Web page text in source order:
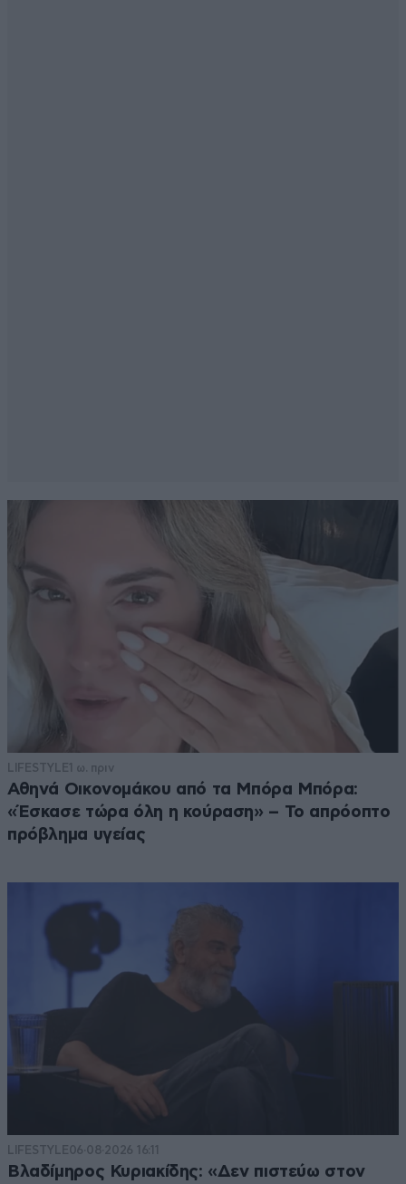
LIFESTYLE1 ω. πριν
Αθηνά Οικονομάκου από τα Μπόρα Μπόρα:
«Έσκασε τώρα όλη η κούραση» – Το απρόοπτο
πρόβλημα υγείας
LIFESTYLE06·08·2026 16:11
Βλαδίμηρος Κυριακίδης: «Δεν πιστεύω στον